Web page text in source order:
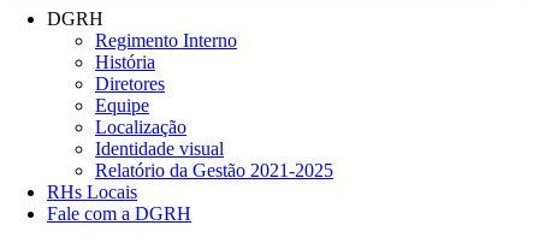
DGRH
Regimento Interno
História
Diretores
Equipe
Localização
Identidade visual
Relatório da Gestão 2021-2025
RHs Locais
Fale com a DGRH